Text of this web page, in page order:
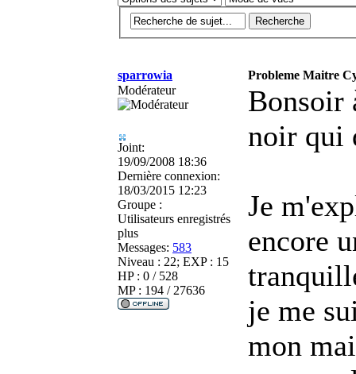
sparrowia
Probleme Maitre
Modérateur
Joint:
19/09/2008 18:36
Dernière connexion:
18/03/2015 12:23
Groupe :
Utilisateurs enregistrés
plus
Messages: 583
Niveau : 22; EXP : 15
HP : 0 / 528
MP : 194 / 27636
Bonsoir
noir qui
Je
encore
je me
mon